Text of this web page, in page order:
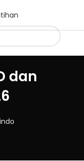
dan